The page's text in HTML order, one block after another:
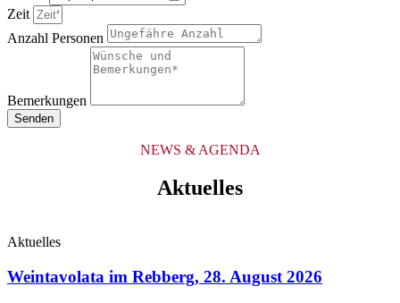
Zeit
Anzahl Personen
Bemerkungen
Senden
NEWS & AGENDA
Aktuelles
Aktuelles
Weintavolata im Rebberg, 28. August 2026